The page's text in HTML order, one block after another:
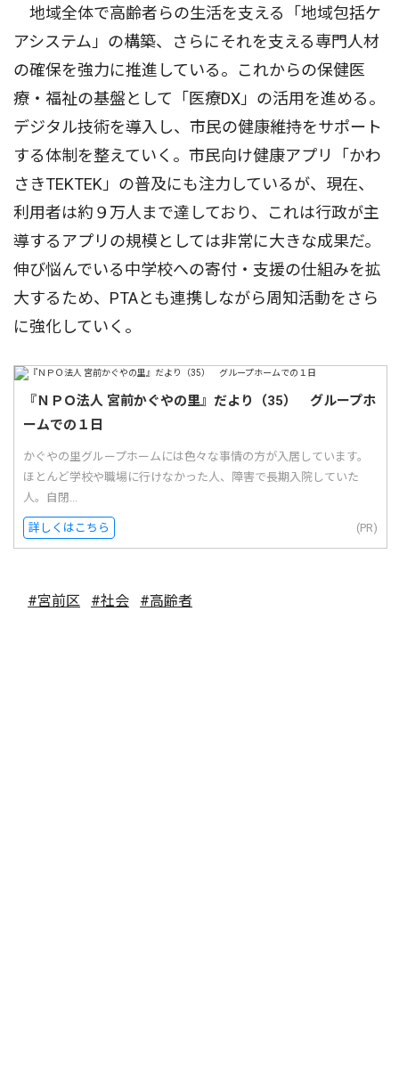
地域全体で高齢者らの生活を支える「地域包括ケ
アシステム」の構築、さらにそれを支える専門人材
の確保を強力に推進している。これからの保健医
療・福祉の基盤として「医療DX」の活用を進める。
デジタル技術を導入し、市民の健康維持をサポート
する体制を整えていく。市民向け健康アプリ「かわ
さきTEKTEK」の普及にも注力しているが、現在、
利用者は約９万人まで達しており、これは行政が主
導するアプリの規模としては非常に大きな成果だ。
伸び悩んでいる中学校への寄付・支援の仕組みを拡
大するため、PTAとも連携しながら周知活動をさら
に強化していく。
『ＮＰＯ法人 宮前かぐやの里』だより（35） グループホ
ームでの１日
かぐやの里グループホームには色々な事情の方が入居しています。
ほとんど学校や職場に行けなかった人、障害で長期入院していた
人。自閉...
詳しくはこちら (PR)
#宮前区 #社会 #高齢者